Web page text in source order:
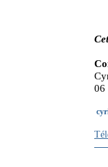
06